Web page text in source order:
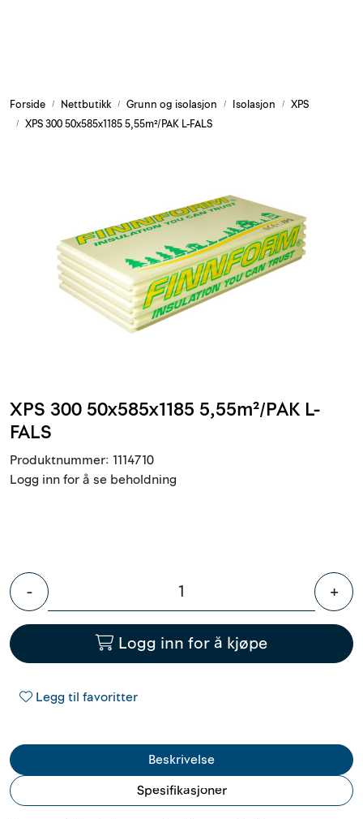
Forside Nettbutikk Grunn og isolasjon Isolasjon
XPS
XPS 300 50x585x1185 5,55m²/PAK L-FALS
XPS 300 50x585x1185 5,55m²/PAK L-
FALS
Produktnummer: 1114710
Logg inn for å se beholdning
- +
Logg inn for å kjøpe
Legg til favoritter
Beskrivelse
Spesifikasjoner
Belysning og sesong
Forskaling
Grunn og isolasjon
Mur og mørtel
Trelast og finer
Forskaling
Prosjekter
Kontakt